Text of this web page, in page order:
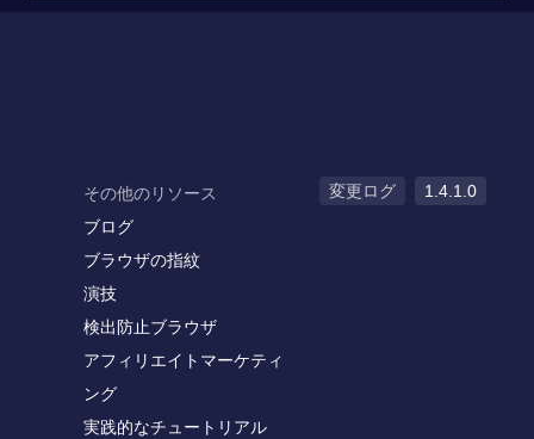
その他のリソース
ブログ
ブラウザの指紋
演技
検出防止ブラウザ
アフィリエイトマーケティ
ング
実践的なチュートリアル
変更ログ 1.4.1.0